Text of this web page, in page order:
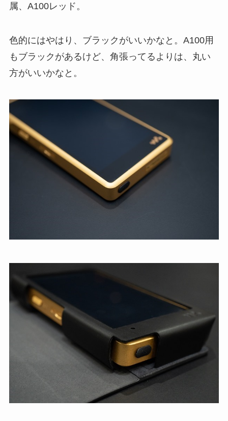
属、A100レッド。
色的にはやはり、ブラックがいいかなと。A100用
もブラックがあるけど、角張ってるよりは、丸い
方がいいかなと。